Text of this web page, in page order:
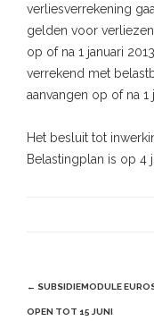
verliesverrekening
gelden voor
op of na 1 januari
verrekend met
aanvangen op of na 1
Het besluit tot
Belastingplan is op 4
Post
navigation
← SUBSIDIEMODULE
OPEN TOT 15 JUNI